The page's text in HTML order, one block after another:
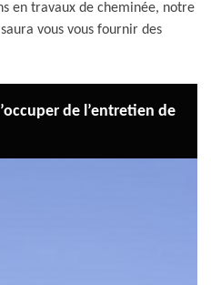
en travaux de cheminée, notre
vous vous fournir des
de l’entretien de